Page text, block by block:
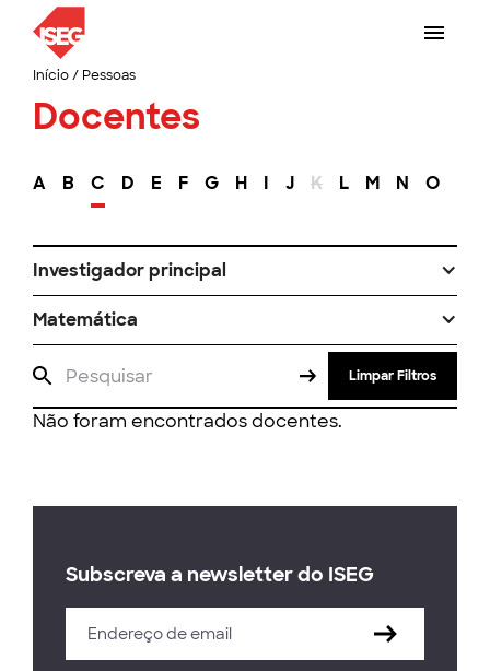
Início/ Pessoas
Docentes
A B C D E F G H I J K L M N O
Investigador principal
Matemática
Limpar Filtros
Não foram encontrados docentes.
Subscreva a newsletter do ISEG